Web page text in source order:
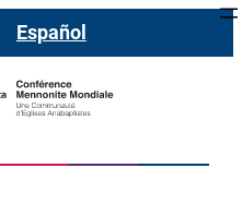
Español